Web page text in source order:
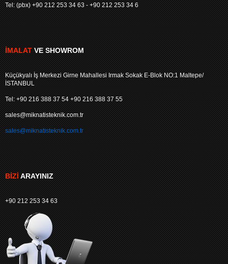
Tel: (pbx) +90 212 253 34 63 - +90 212 253 34 6
İMALATVE SHOWROM
Küçükyalı İş Merkezi Girne Mahallesi Irmak Sokak E-Blok NO:1 Maltepe/
İSTANBUL
Tel: +90 216 388 37 54 +90 216 388 37 55
sales@miknatisteknik.com.tr
sales@miknatisteknik.com.tr
BIZIARAYINIZ
+90 212 253 34 63